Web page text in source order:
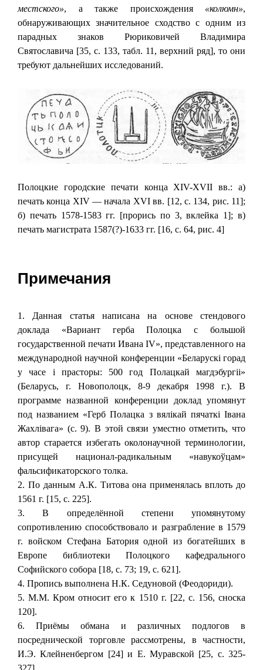
местского», а также происхождения «колюмн»,
обнаруживающих значительное сходство с одним из
парадных знаков Рюриковичей Владимира
Святославича [35, с. 133, табл. 11, верхний ряд], то они
требуют дальнейших исследований.
Полоцкие городские печати конца XIV-XVII вв.: а)
печать конца XIV — начала XVI вв. [12, с. 134, рис. 11];
б) печать 1578-1583 гг. [прорись по 3, вклейка 1]; в)
печать магистрата 1587(?)-1633 гг. [16, с. 64, рис. 4]
Примечания
1. Данная статья написана на основе стендового
доклада «Вариант герба Полоцка с большой
государственной печати Ивана IV», представленного на
международной научной конференции «Беларускi горад
у часе i прасторы: 500 год Полацкай магдэбургii»
(Беларусь, г. Новополоцк, 8-9 декабря 1998 г.). В
программе названной конференции доклад упомянут
под названием «Герб Полацка з вялiкай пячаткi Iвана
Жахлiвага» (с. 9). В этой связи уместно отметить, что
автор старается избегать околонаучной терминологии,
присущей национал-радикальным «навукоўцам»
фальсификаторского толка.
2. По данным А.К. Титова она применялась вплоть до
1561 г. [15, с. 225].
3. В определённой степени упомянутому
сопротивлению способствовало и разграбление в 1579
г. войском Стефана Батория одной из богатейших в
Европе библиотеки Полоцкого кафедрального
Софийского собора [18, с. 73; 19, с. 621].
4. Пропись выполнена Н.К. Седуновой (Феодориди).
5. М.М. Кром относит его к 1510 г. [22, с. 156, сноска
120].
6. Приёмы обмана и различных подлогов в
посреднической торговле рассмотрены, в частности,
И.Э. Клейненбергом [24] и Е. Муравской [25, с. 325-